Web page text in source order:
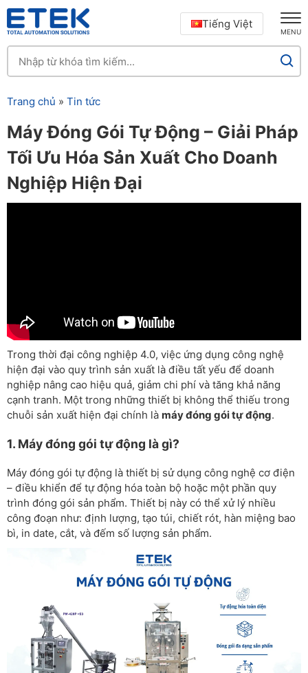
Tiếng Việt
MENU
Trang chủ » Tin tức
Máy Đóng Gói Tự Động – Giải Pháp
Tối Ưu Hóa Sản Xuất Cho Doanh
Nghiệp Hiện Đại
Trong thời đại công nghiệp 4.0, việc ứng dụng công nghệ
hiện đại vào quy trình sản xuất là điều tất yếu để doanh
nghiệp nâng cao hiệu quả, giảm chi phí và tăng khả năng
cạnh tranh. Một trong những thiết bị không thể thiếu trong
chuỗi sản xuất hiện đại chính là máy đóng gói tự động.
1. Máy đóng gói tự động là gì?
Máy đóng gói tự động là thiết bị sử dụng công nghệ cơ điện
– điều khiển để tự động hóa toàn bộ hoặc một phần quy
trình đóng gói sản phẩm. Thiết bị này có thể xử lý nhiều
công đoạn như: định lượng, tạo túi, chiết rót, hàn miệng bao
bì, in date, cắt, và đếm số lượng sản phẩm.